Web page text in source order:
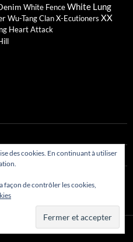
White FenceWhite Lung
Wu-Tang ClanX-Ecutioners XX
Heart Attack
des cookies. En continuant à utiliser
façon de contrôler les cookies,